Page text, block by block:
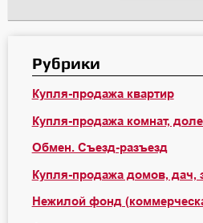
Рубрики
Купля-продажа квартир
Купля-продажа комнат,
Обмен. Съезд-разъезд
Купля-продажа домов, дач,
Нежилой фонд